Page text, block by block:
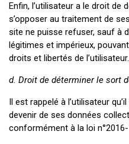
Enfin, l’utilisateur a le droit de
s’opposer au traitement de
site ne puisse refuser, sauf à
légitimes et impérieux,
droits et libertés de l’utilisateur.
d. Droit de déterminer le sort
Il est rappelé à l’utilisateur
devenir de ses données
conformément à la loi